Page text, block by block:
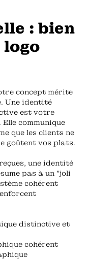
: bien
concept mérite
Une identité
est votre
communique
que les clients ne
goûtent vos plats.
une identité
pas à un "joli
cohérent
distinctive et
cohérent